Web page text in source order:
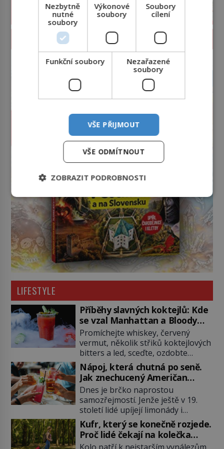
PROLISTOVAT ČASOPIS
reklama
LIFESTYLE
Příběhy slavných koktejlů: Kde
se vzal Manhattan a Bloody
Mary?
Promíchejte whiskey, červený
vermut, několik střiků koktejlových
bitters a led, sceďte, ozdobte
koktejlovou třešinkou a tadá…
Manhattan je tu! A pokud to má být
skutečně on, dejte si pozor, ať
místo klasické americké rye
whiskey či klidně bourbonu
nepoužijete skotskou whisku. Co
se stane? Inu, koktejl bude stále
skvělý, ale už to nebude
Manhattan ale […]
Nápoj, která chutná po seně.
Jak znechucený Američan
vymyslel brčko
Dnes je brčko naprostou
samozřejmostí. Jenže ještě v 19.
století lidé upíjejí limonády i
koktejly dutými stébly žita nebo
žitné slámy. Fungují sice dobře,
mají ale jednu nepříjemnou
Kufr, který se konečně rozjede.
Proč lidé čekají na kolečka
téměř pět tisíc let?
Nezbytně
nutné
soubory
Výkonové
soubory
Soubory
cílení
Funkční soubory
Nezařazené
soubory
VŠE PŘIJMOUT
VŠE ODMÍTNOUT
ZOBRAZIT PODROBNOSTI